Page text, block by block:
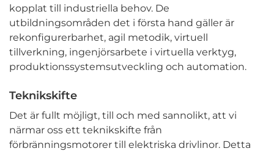
kopplat till industriella behov. De
utbildningsområden det i första hand gäller är
rekonfigurerbarhet, agil metodik, virtuell
tillverkning, ingenjörsarbete i virtuella verktyg,
produktionssystemsutveckling och automation.
Teknikskifte
Det är fullt möjligt, till och med sannolikt, att vi
närmar oss ett teknikskifte från
förbränningsmotorer till elektriska drivlinor. Detta